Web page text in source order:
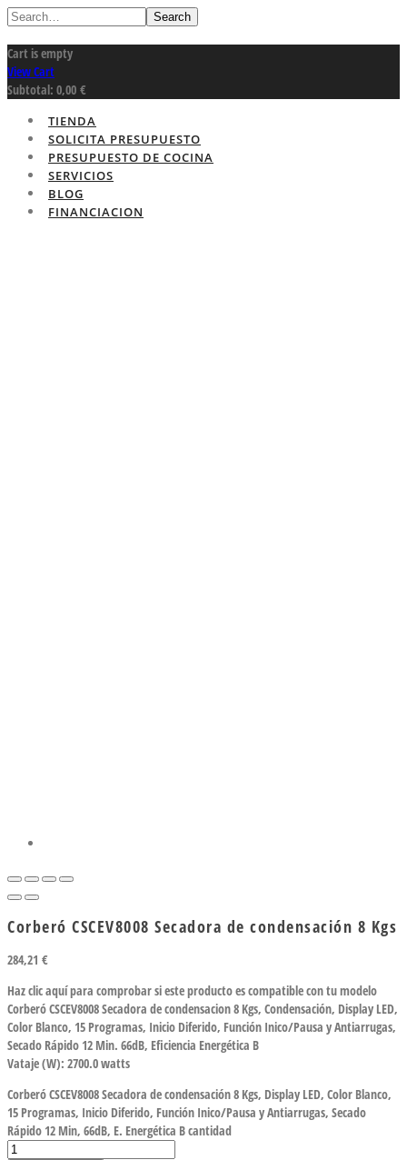
Search
Cart is empty
View Cart
Subtotal: 0,00 €
TIENDA
SOLICITA PRESUPUESTO
PRESUPUESTO DE COCINA
SERVICIOS
BLOG
FINANCIACION
Corberó CSCEV8008 Secadora de condensación 8 Kgs
284,21 €
Haz clic aquí para comprobar si este producto es compatible con tu modelo
Corberó CSCEV8008 Secadora de condensacion 8 Kgs, Condensación, Display LED,
Color Blanco, 15 Programas, Inicio Diferido, Función Inico/Pausa y Antiarrugas,
Secado Rápido 12 Min. 66dB, Eficiencia Energética B
Vataje (W): 2700.0 watts
Corberó CSCEV8008 Secadora de condensación 8 Kgs, Display LED, Color Blanco,
15 Programas, Inicio Diferido, Función Inico/Pausa y Antiarrugas, Secado
Rápido 12 Min, 66dB, E. Energética B cantidad